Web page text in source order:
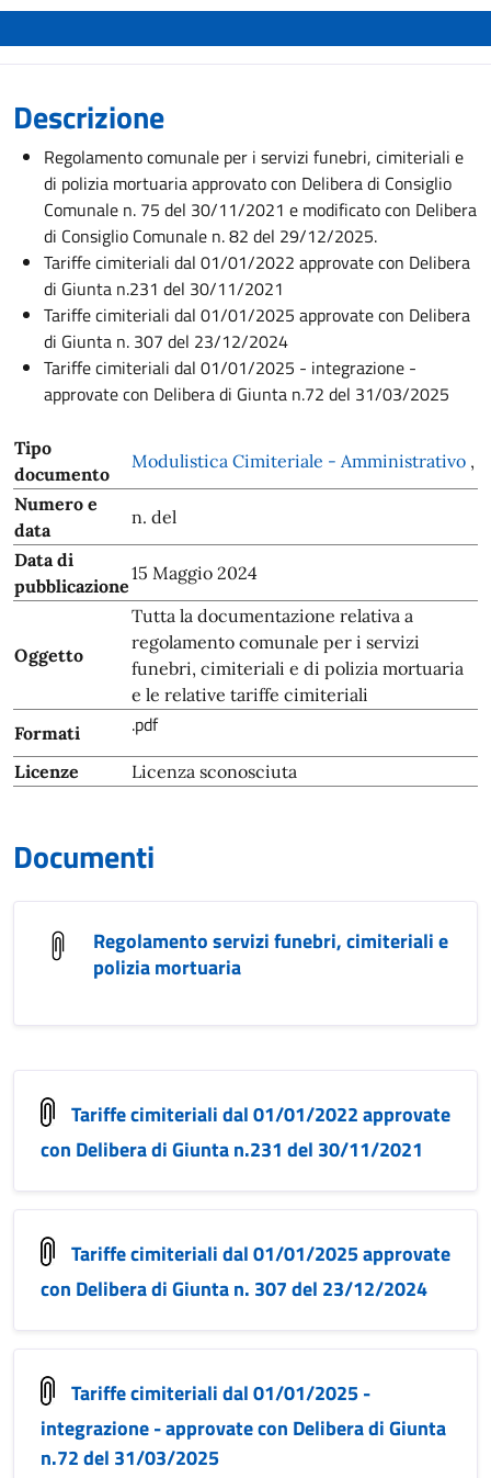
Descrizione
Regolamento comunale per i servizi funebri, cimiteriali e
di polizia mortuaria approvato con Delibera di Consiglio
Comunale n. 75 del 30/11/2021 e modificato con Delibera
di Consiglio Comunale n. 82 del 29/12/2025.
Tariffe cimiteriali dal 01/01/2022 approvate con Delibera
di Giunta n.231 del 30/11/2021
Tariffe cimiteriali dal 01/01/2025 approvate con Delibera
di Giunta n. 307 del 23/12/2024
Tariffe cimiteriali dal 01/01/2025 - integrazione -
approvate con Delibera di Giunta n.72 del 31/03/2025
Tipo
documento
Modulistica Cimiteriale - Amministrativo ,
Numero e
data
n. del
Data di
pubblicazione
15 Maggio 2024
Oggetto
Tutta la documentazione relativa a
regolamento comunale per i servizi
funebri, cimiteriali e di polizia mortuaria
e le relative tariffe cimiteriali
Formati
.pdf
Licenze Licenza sconosciuta
Documenti
Regolamento servizi funebri, cimiteriali e
polizia mortuaria
Tariffe cimiteriali dal 01/01/2022 approvate
con Delibera di Giunta n.231 del 30/11/2021
Tariffe cimiteriali dal 01/01/2025 approvate
con Delibera di Giunta n. 307 del 23/12/2024
Tariffe cimiteriali dal 01/01/2025 -
integrazione - approvate con Delibera di Giunta
n.72 del 31/03/2025